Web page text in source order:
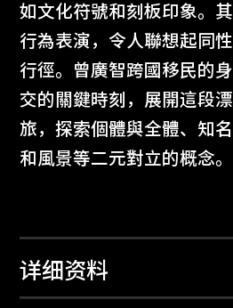
如文化符號和刻板印象。
行為表演，令人聯想起同
行徑。曾廣智跨國移民的
交的關鍵時刻，展開這段
旅，探索個體與全體、知
和風景等二元對立的概念。
详细资料